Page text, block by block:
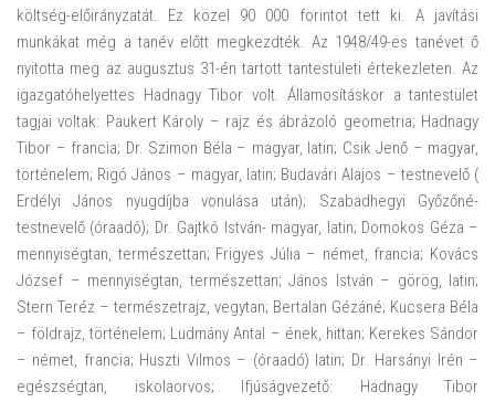
költség-előirányzatát. Ez közel 90 000 forintot tett ki. A javítási
munkákat még a tanév előtt megkezdték. Az 1948/49-es tanévet ő
nyitotta meg az augusztus 31-én tartott tantestületi értekezleten. Az
igazgatóhelyettes Hadnagy Tibor volt. Államosításkor a tantestület
tagjai voltak: Paukert Károly – rajz és ábrázoló geometria; Hadnagy
Tibor – francia; Dr. Szimon Béla – magyar, latin; Csik Jenő – magyar,
történelem; Rigó János – magyar, latin; Budavári Alajos – testnevelő (
Erdélyi János nyugdíjba vonulása után); Szabadhegyi Győzőné-
testnevelő (óraadó); Dr. Gajtkó István- magyar, latin; Domokos Géza –
mennyiségtan, természettan; Frigyes Júlia – német, francia; Kovács
József – mennyiségtan, természettan; János István – görög, latin;
Stern Teréz – természetrajz, vegytan; Bertalan Gézáné; Kucsera Béla
– földrajz, történelem; Ludmány Antal – ének, hittan; Kerekes Sándor
– német, francia; Huszti Vilmos – (óraadó) latin; Dr. Harsányi Irén –
egészségtan, iskolaorvos; Ifjúságvezető: Hadnagy Tibor